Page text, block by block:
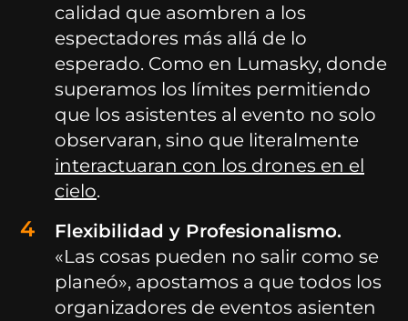
calidad que asombren a los
espectadores más allá de lo
esperado. Como en Lumasky, donde
superamos los límites permitiendo
que los asistentes al evento no solo
observaran, sino que literalmente
interactuaran con los drones en el
cielo.
Flexibilidad y Profesionalismo.
«Las cosas pueden no salir como se
planeó», apostamos a que todos los
organizadores de eventos asienten